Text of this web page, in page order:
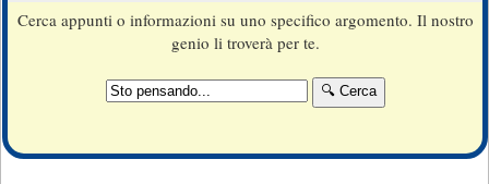
Cerca appunti o informazioni su uno specifico argomento. Il nostro
genio li troverà per te.